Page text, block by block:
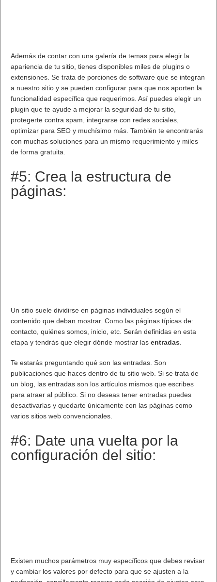
Además de contar con una galería de temas para elegir la
apariencia de tu sitio, tienes disponibles miles de plugins o
extensiones. Se trata de porciones de software que se integran
a nuestro sitio y se pueden configurar para que nos aporten la
funcionalidad específica que requerimos. Así puedes elegir un
plugin que te ayude a mejorar la seguridad de tu sitio,
protegerte contra spam, integrarse con redes sociales,
optimizar para SEO y muchísimo más. También te encontrarás
con muchas soluciones para un mismo requerimiento y miles
de forma gratuita.
#5: Crea la estructura de
páginas:
Un sitio suele dividirse en páginas individuales según el
contenido que deban mostrar. Como las páginas típicas de:
contacto, quiénes somos, inicio, etc. Serán definidas en esta
etapa y tendrás que elegir dónde mostrar lasentradas
Te estarás preguntando qué son las entradas. Son
publicaciones que haces dentro de tu sitio web. Si se trata de
un blog, las entradas son los artículos mismos que escribes
para atraer al público. Si no deseas tener entradas puedes
desactivarlas y quedarte únicamente con las páginas como
varios sitios web convencionales.
#6: Date una vuelta por la
configuración del sitio:
Existen muchos parámetros muy específicos que debes revisar
y cambiar los valores por defecto para que se ajusten a la